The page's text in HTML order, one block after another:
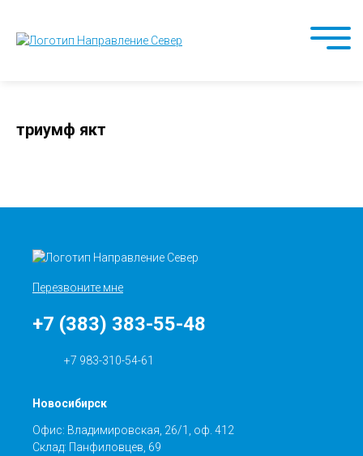
триумф якт
Перезвоните мне
+7 (383) 383-55-48
+7 983-310-54-61
Новосибирск
Офис: Владимировская, 26/1, оф. 412
Склад: Панфиловцев, 69